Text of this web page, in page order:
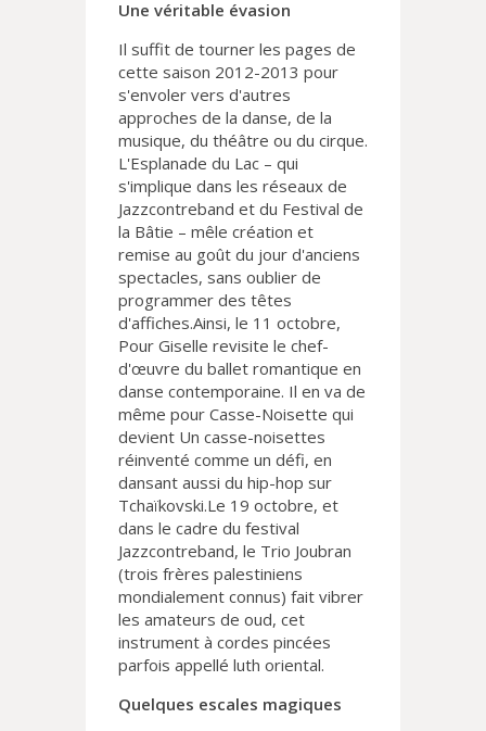
Une véritable évasion
Il suffit de tourner les pages de
cette saison 2012-2013 pour
s'envoler vers d'autres
approches de la danse, de la
musique, du théâtre ou du cirque.
L'Esplanade du Lac – qui
s'implique dans les réseaux de
Jazzcontreband et du Festival de
la Bâtie – mêle création et
remise au goût du jour d'anciens
spectacles, sans oublier de
programmer des têtes
d'affiches.Ainsi, le 11 octobre,
Pour Giselle revisite le chef-
d'œuvre du ballet romantique en
danse contemporaine. Il en va de
même pour Casse-Noisette qui
devient Un casse-noisettes
réinventé comme un défi, en
dansant aussi du hip-hop sur
Tchaïkovski.Le 19 octobre, et
dans le cadre du festival
Jazzcontreband, le Trio Joubran
(trois frères palestiniens
mondialement connus) fait vibrer
les amateurs de oud, cet
instrument à cordes pincées
parfois appellé luth oriental.
Quelques escales magiques